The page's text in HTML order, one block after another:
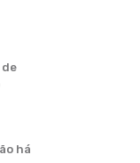
de
há